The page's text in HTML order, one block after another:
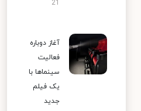
آغاز دوباره
فعالیت
سینماها با
یک فیلم
جدید